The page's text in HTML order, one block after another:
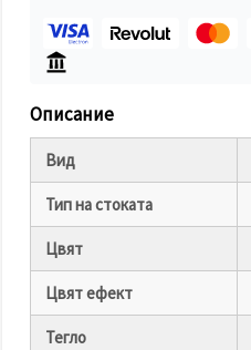
Приеми
всички
на
Описание
Вид
Тип на стоката
Цвят
Цвят ефект
Тегло